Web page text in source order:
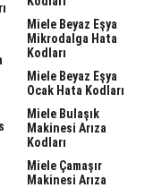
Miele Beyaz Eşya
Mikrodalga Hata
Kodları
Miele Beyaz Eşya
Ocak Hata Kodları
Miele Bulaşık
Makinesi Arıza
Kodları
Miele Çamaşır
Makinesi Arıza